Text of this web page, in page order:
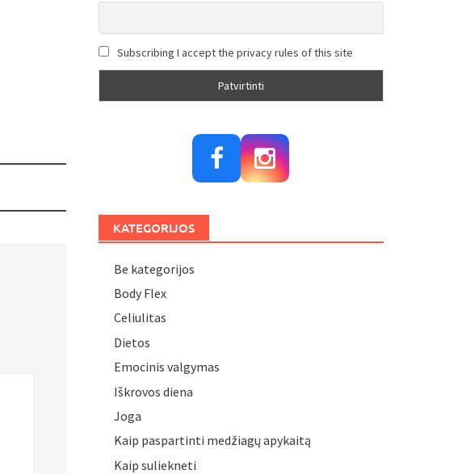
Subscribing I accept the privacy rules of this site
KATEGORIJOS
Be kategorijos
Body Flex
Celiulitas
Dietos
Emocinis valgymas
Iškrovos diena
Joga
Kaip paspartinti medžiagų apykaitą
Kaip suliekneti